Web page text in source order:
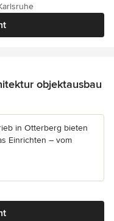
objektausbau
5 Sternen
in Otterberg bieten
Einrichten – vom